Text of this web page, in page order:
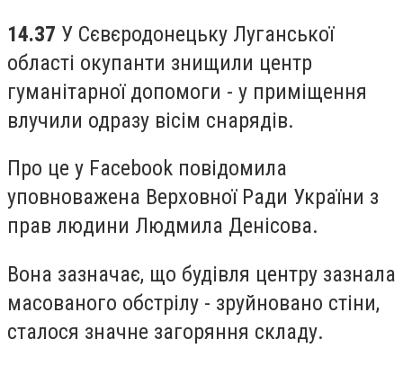
14.37 У Сєвєродонецьку Луганської
області окупанти знищили центр
гуманітарної допомоги - у приміщення
влучили одразу вісім снарядів.
Про це у Facebook повідомила
уповноважена Верховної Ради України з
прав людини Людмила Денісова.
Вона зазначає, що будівля центру зазнала
масованого обстрілу - зруйновано стіни,
сталося значне загоряння складу.